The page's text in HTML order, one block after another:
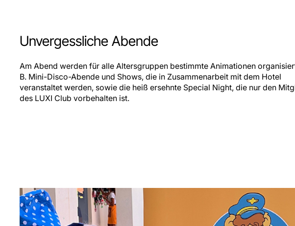
Unvergessliche Abende
Am Abend werden für alle Altersgruppen bestimmte Animationen
B. Mini-Disco-Abende und Shows, die in Zusammenarbeit mit dem Hotel
veranstaltet werden, sowie die heiß ersehnte Special Night, die nur den
des LUXI Club vorbehalten ist.